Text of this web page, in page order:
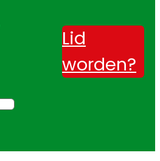
Lid
worden?